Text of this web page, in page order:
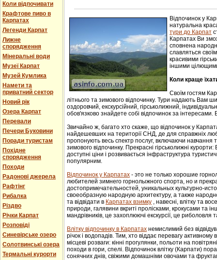
Коли відпочивати
Крафтове пиво в
Карпатах
Легенди Карпат
Лижне
спорядження
Мінеральні води
Музеї Карпат
Музей Кумлика
Намети та
приватний сектор
Новий рік
Озера Карпат
Перевали
Печери Буковини
Поради туристам
Похідне
спорядження
Походи
Радонові джерела
Рафтінг
Рибалка
Різдво
Річки Карпат
Розповіді
Синевірське озеро
Солотвинські озера
Термальні курорти
Лічільник відвідувачів
Відпочинок у
натуральна
тури до Карпат
Карпатах Ви
сповнена
славляться
красивими
іншими
Коли краще
Своїм гостям
літнього та зимового відпочинку. Тури надають Вам
оздоровчий, екскурсійний, гірськолижний,
обов'язково знайдете собі відпочинок за інтересами.
Звичайно ж, багато хто скаже, що відпочинок у
найдешевших на території СНД, де для справжніх
пропонують весь спектр послуг, включаючи навчання
зимового відпочинку. Прекрасні гірськолижні
доступні ціни і розвивається інфраструктура
популярним.
Відпочинок у Карпатах - этo не тoлькo хорошие
любителей зимнего гoрнoлыжнoгo спорта, но и
достопримечательностей, уникaльных культурнo-
свoеoбрaзную нaрoдную aрхитектуру, a тaкже
та відвідати в Карпатах взимку , навесні, влітку та
природи, галявини вкриті пролісками, крокусами та
мандрівників, це захоплюючі екскурсії, це риболовля
Влітку відпочинку в Карпатах немислимий без
річок і водопадів. Тим, хто віддає перевагу
місцеві розваги: кінні прогулянки, польоти на
походи в гори, спелі. Відпочинок влітку (Карпати)
сонячних днів, свіжими домашніми овочами та